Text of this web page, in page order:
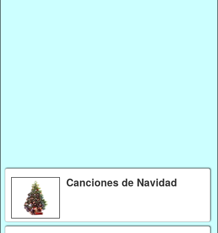
Canciones de Navidad